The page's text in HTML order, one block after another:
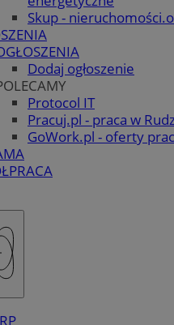
Skup -
Dodaj ogłoszenie
Protocol IT
Pracuj.pl - praca w
GoWork.pl - oferty